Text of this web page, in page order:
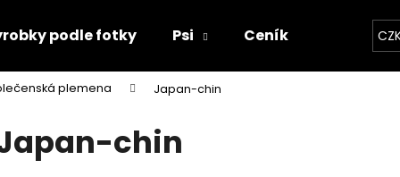
podle fotky Psi Ceník Kontakty
plemena Japan-chin
chin
Co potřebujete najít?